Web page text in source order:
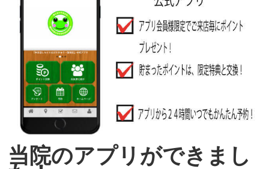
当院のアプリができまし